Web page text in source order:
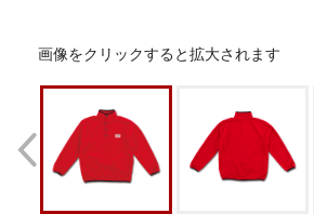
画像をクリックすると拡大されます